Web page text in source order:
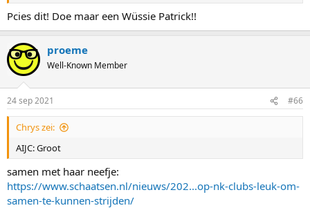
Pcies dit! Doe maar een Wüssie Patrick!!
proeme
Well-Known Member
24 sep 2021 #66
Chrys zei:
AIJC: Groot
samen met haar neefje:
https://www.schaatsen.nl/nieuws/202...op-nk-clubs-leuk-om-
samen-te-kunnen-strijden/